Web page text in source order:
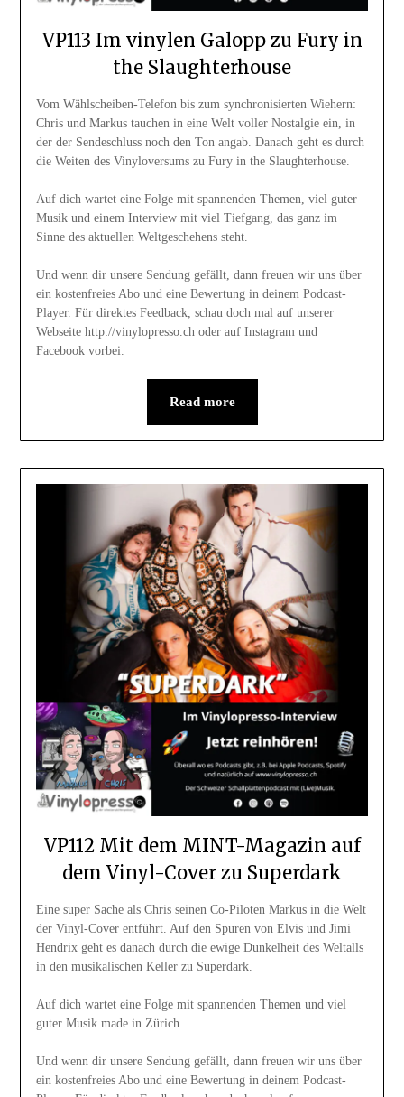
VP113 Im vinylen Galopp zu Fury in
the Slaughterhouse
Vom Wählscheiben-Telefon bis zum synchronisierten Wiehern:
Chris und Markus tauchen in eine Welt voller Nostalgie ein, in
der der Sendeschluss noch den Ton angab. Danach geht es durch
die Weiten des Vinyloversums zu Fury in the Slaughterhouse.
Auf dich wartet eine Folge mit spannenden Themen, viel guter
Musik und einem Interview mit viel Tiefgang, das ganz im
Sinne des aktuellen Weltgeschehens steht.
Und wenn dir unsere Sendung gefällt, dann freuen wir uns über
ein kostenfreies Abo und eine Bewertung in deinem Podcast-
Player. Für direktes Feedback, schau doch mal auf unserer
Webseite http://vinylopresso.ch oder auf Instagram und
Facebook vorbei.
Read more
VP112 Mit dem MINT-Magazin auf
dem Vinyl-Cover zu Superdark
Eine super Sache als Chris seinen Co-Piloten Markus in die Welt
der Vinyl-Cover entführt. Auf den Spuren von Elvis und Jimi
Hendrix geht es danach durch die ewige Dunkelheit des Weltalls
in den musikalischen Keller zu Superdark.
Auf dich wartet eine Folge mit spannenden Themen und viel
guter Musik made in Zürich.
Und wenn dir unsere Sendung gefällt, dann freuen wir uns über
ein kostenfreies Abo und eine Bewertung in deinem Podcast-